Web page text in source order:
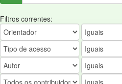
Filtros correntes: